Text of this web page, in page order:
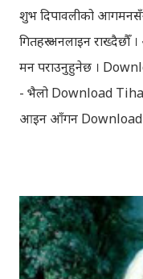
शुभ दिपावलीको
गितहरु अनलाइन राख्दैछौँ
मन पराउनुहुनेछ ।
- भैलो Download
आइन आँगन Download
sanjh ko / दियो
(Deusi,Bhailo)/ तिहार
गरिएका गितसंगितहरु
गर्दछौँ । इन्टरनेटमा